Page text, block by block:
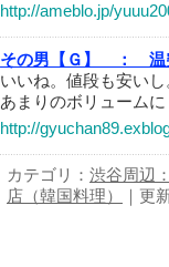
http://ameblo.jp/
その男【Ｇ】 ：
温
いいね。値段も安い
あまりのボリューム
http://
カテゴリ： 渋谷周辺
店（韓国料理）
｜更